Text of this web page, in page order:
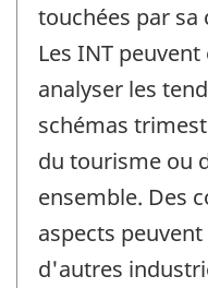
touchées par sa
Les INT
analyser les
schémas
du tourisme ou
ensemble. Des
aspects
d'autres